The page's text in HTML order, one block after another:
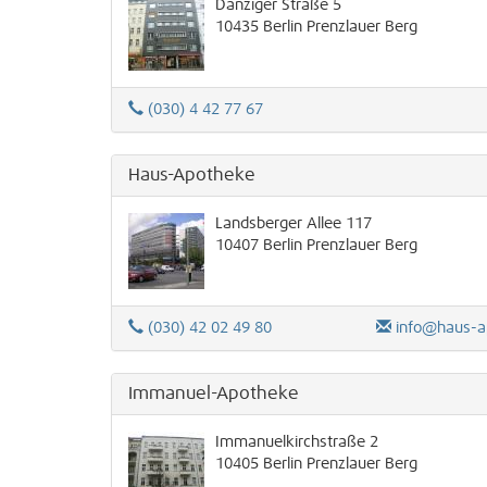
Danziger Straße 5
10435 Berlin Prenzlauer Berg
(030) 4 42 77 67
Haus-Apotheke
Landsberger Allee 117
10407 Berlin Prenzlauer Berg
(030) 42 02 49 80 info@haus-
Immanuel-Apotheke
Immanuelkirchstraße 2
10405 Berlin Prenzlauer Berg